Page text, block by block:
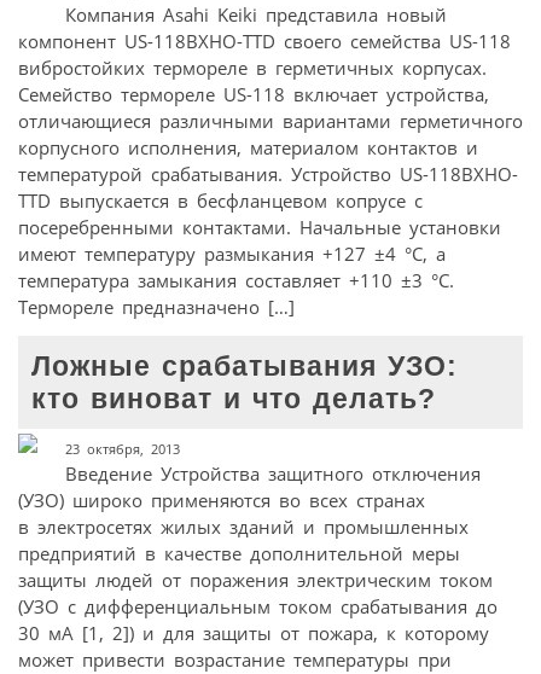
Компания Asahi Keiki представила новый
компонент US-118BXHO-TTD своего семейства US-118
вибростойких термореле в герметичных корпусах.
Семейство термореле US-118 включает устройства,
отличающиеся различными вариантами герметичного
корпусного исполнения, материалом контактов и
температурой срабатывания. Устройство US-118BXHO-
TTD выпускается в бесфланцевом копрусе с
посеребренными контактами. Начальные установки
имеют температуру размыкания +127 ±4 °C, а
температура замыкания составляет +110 ±3 °C.
Термореле предназначено […]
Ложные срабатывания УЗО:
кто виноват и что делать?
23 октября, 2013
Введение Устройства защитного отключения
(УЗО) широко применяются во всех странах
в электросетях жилых зданий и промышленных
предприятий в качестве дополнительной меры
защиты людей от поражения электрическим током
(УЗО с дифференциальным током срабатывания до
30 мА [1, 2]) и для защиты от пожара, к которому
может привести возрастание температуры при